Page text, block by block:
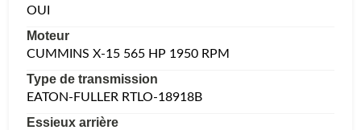
OUI
Moteur
CUMMINS X-15 565 HP 1950 RPM
Type de transmission
EATON-FULLER RTLO-18918B
Essieux arrière